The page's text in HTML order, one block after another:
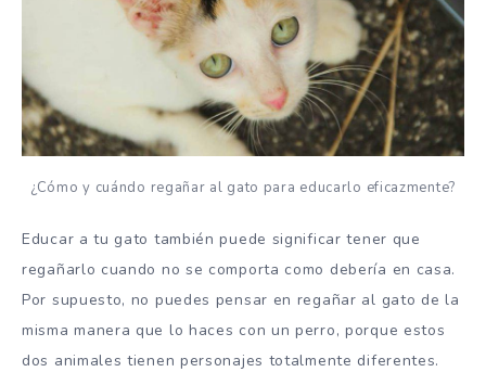
¿Cómo y cuándo regañar al gato para educarlo eficazmente?
Educar a tu gato también puede significar tener que
regañarlo cuando no se comporta como debería en casa.
Por supuesto, no puedes pensar en regañar al gato de la
misma manera que lo haces con un perro, porque estos
dos animales tienen personajes totalmente diferentes.